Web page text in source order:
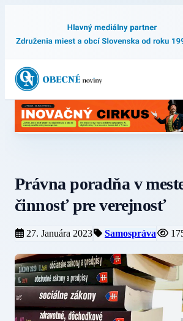
Právna poradňa v
činnosť pre verejnosť
27. Januára 2023 Samospráva